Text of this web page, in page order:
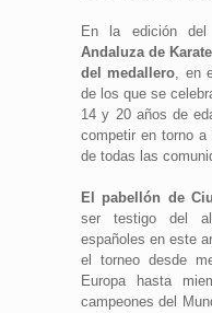
En la edición
Andaluza de
del medallero, en
de los que se
14 y 20 años de
competir en torno a
de todas las
El pabellón de
ser testigo del
españoles en este
el torneo desde
Europa hasta
campeones del